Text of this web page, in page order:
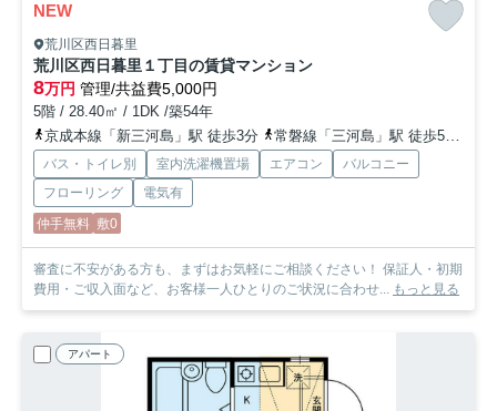
NEW
荒川区西日暮里
荒川区西日暮里１丁目の賃貸マンション
8万円 管理/共益費5,000円
5階 / 28.40㎡ / 1DK /築54年
京成本線「新三河島」駅 徒歩3分
常磐線「三河島」駅 徒歩5分
バス・トイレ別 室内洗濯機置場 エアコン
バルコニー
フローリング
電気有
仲手無料 敷0
審査に不安がある方も、まずはお気軽にご相談ください！ 保証人・初期
費用・ご収入面など、お客様一人ひとりのご状況に合わせ... もっと見る
アパート